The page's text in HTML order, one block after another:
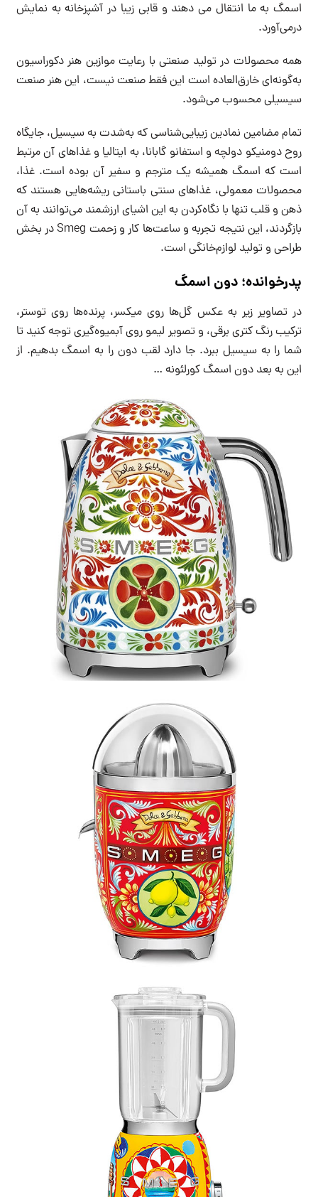
اسمگ به ما انتقال می دهند و قابی زیبا در آشپزخانه به نمایش
درمی‌آورد.
همه محصولات در تولید صنعتی با رعایت موازین هنر دکوراسیون
به‌گونه‌ای خارق‌العاده است این فقط صنعت نیست، این هنر صنعت
سیسیلی محسوب می‌شود.
تمام مضامین نمادین زیبایی‌شناسی که به‌شدت به سیسیل، جایگاه
روح دومنیکو دولچه و استفانو گابانا، به ایتالیا و غذاهای آن مرتبط
است که اسمگ همیشه یک مترجم و سفیر آن بوده است. غذا،
محصولات معمولی، غذاهای سنتی باستانی ریشه‌هایی هستند که
ذهن و قلب تنها با نگاه‌کردن به این اشیای ارزشمند می‌توانند به آن
بازگردند، این نتیجه تجربه و ساعت‌ها کار و زحمت Smeg در بخش
طراحی و تولید لوازم‌خانگی است.
پدرخوانده؛ دون اسمگ
در تصاویر زیر به عکس گل‌ها روی میکسر، پرنده‌ها روی توستر،
ترکیب رنگ کتری برقی، و تصویر لیمو روی آبمیوه‌گیری توجه کنید تا
شما را به سیسیل ببرد. جا دارد لقب دون را به اسمگ بدهیم. از
این به بعد دون اسمگ کورلئونه …